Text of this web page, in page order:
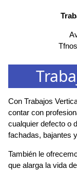
Con Trabajos
contar con
cualquier defecto o
fachadas, bajantes
También le
que alarga la vida